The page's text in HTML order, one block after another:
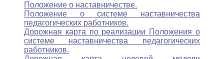
Положение о наставничестве.
Положение о системе наставничества
педагогических работников.
Дорожная карта по реализации Положения о
системе наставничества педагогических
работников.